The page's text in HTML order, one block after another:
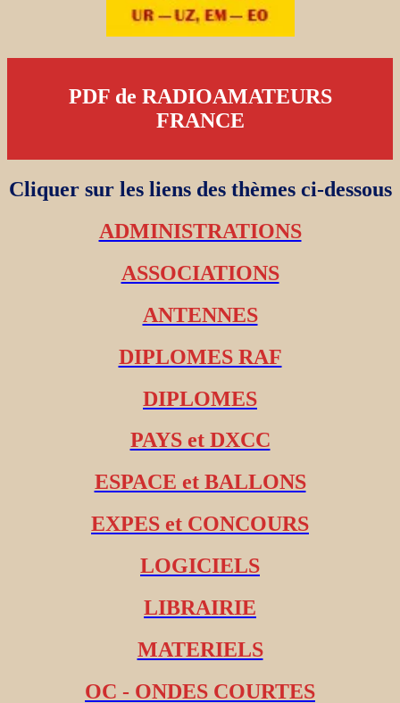
PDF de RADIOAMATEURS
FRANCE
Cliquer sur les liens des thèmes ci-dessous
ADMINISTRATIONS
ASSOCIATIONS
ANTENNES
DIPLOMES RAF
DIPLOMES
PAYS et DXCC
ESPACE et BALLONS
EXPES et CONCOURS
LOGICIELS
LIBRAIRIE
MATERIELS
OC - ONDES COURTES